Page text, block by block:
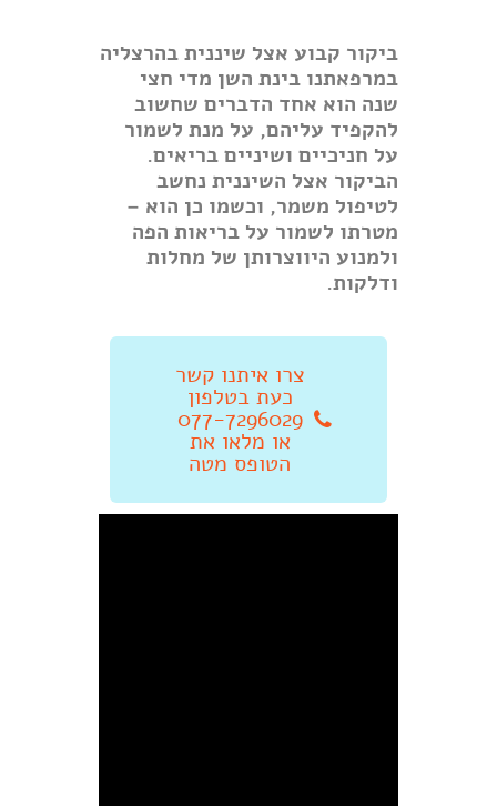
ביקור קבוע אצל שיננית בהרצליה
במרפאתנו בינת השן מדי חצי
שנה הוא אחד הדברים שחשוב
להקפיד עליהם, על מנת לשמור
על חניכיים ושיניים בריאים.
הביקור אצל השיננית נחשב
לטיפול משמר, וכשמו כן הוא –
מטרתו לשמור על בריאות הפה
ולמנוע היווצרותן של מחלות
ודלקות.
צרו איתנו קשר
כעת בטלפון
077-7296029
או מלאו את
הטופס מטה